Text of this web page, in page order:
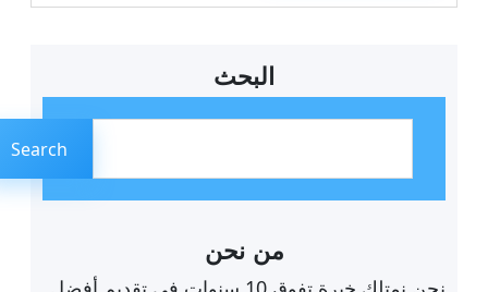
البحث
Search
من نحن